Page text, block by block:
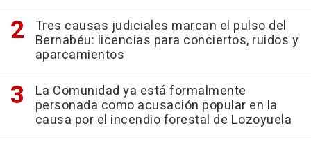
Tres causas judiciales marcan el pulso del
Bernabéu: licencias para conciertos, ruidos y
aparcamientos
La Comunidad ya está formalmente
personada como acusación popular en la
causa por el incendio forestal de Lozoyuela